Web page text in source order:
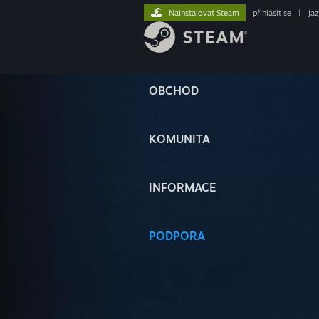
OBCHOD
KOMUNITA
INFORMACE
PODPORA
Nainstalovat Steam přihlásit se